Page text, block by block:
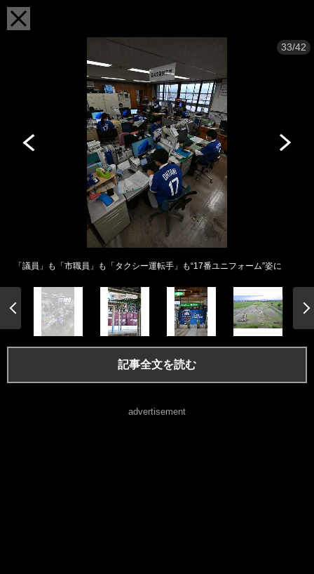
33/42
「議員」も「市職員」も「タクシー運転手」も“17番ユニフォーム”姿に
記事全文を読む
advertisement